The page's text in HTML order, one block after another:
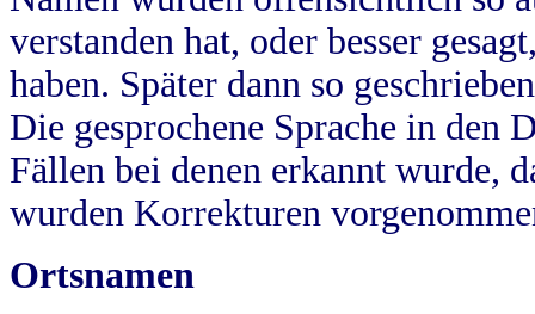
verstanden hat, oder besser
haben. Später dann so
Die gesprochene Sprache in
Fällen bei denen erkannt wurde,
wurden Korrekturen
Ortsnamen